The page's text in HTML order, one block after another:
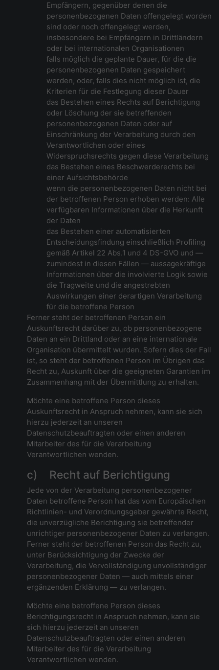
Empfängern, gegenüber denen die
personenbezogenen Daten offengelegt worden
sind oder noch offengelegt werden,
insbesondere bei Empfängern in Drittländern
oder bei internationalen Organisationen
falls möglich die geplante Dauer, für die die
personenbezogenen Daten gespeichert
werden, oder, falls dies nicht möglich ist, die
Kriterien für die Festlegung dieser Dauer
das Bestehen eines Rechts auf Berichtigung
oder Löschung der sie betreffenden
personenbezogenen Daten oder auf
Einschränkung der Verarbeitung durch den
Verantwortlichen oder eines
Widerspruchsrechts gegen diese Verarbeitung
das Bestehen eines Beschwerderechts bei
einer Aufsichtsbehörde
wenn die personenbezogenen Daten nicht bei
der betroffenen Person erhoben werden: Alle
verfügbaren Informationen über die Herkunft
der Daten
das Bestehen einer automatisierten
Entscheidungsfindung einschließlich Profiling
gemäß Artikel 22 Abs.1 und 4 DS-GVO und —
zumindest in diesen Fällen — aussagekräftige
Informationen über die involvierte Logik sowie
die Tragweite und die angestrebten
Auswirkungen einer derartigen Verarbeitung
für die betroffene Person
Ferner steht der betroffenen Person ein
Auskunftsrecht darüber zu, ob personenbezogene
Daten an ein Drittland oder an eine internationale
Organisation übermittelt wurden. Sofern dies der Fall
ist, so steht der betroffenen Person im Übrigen das
Recht zu, Auskunft über die geeigneten Garantien im
Zusammenhang mit der Übermittlung zu erhalten.
Möchte eine betroffene Person dieses
Auskunftsrecht in Anspruch nehmen, kann sie sich
hierzu jederzeit an unseren
Datenschutzbeauftragten oder einen anderen
Mitarbeiter des für die Verarbeitung
Verantwortlichen wenden.
c) Recht auf Berichtigung
Jede von der Verarbeitung personenbezogener
Daten betroffene Person hat das vom Europäischen
Richtlinien- und Verordnungsgeber gewährte Recht,
die unverzügliche Berichtigung sie betreffender
unrichtiger personenbezogener Daten zu verlangen.
Ferner steht der betroffenen Person das Recht zu,
unter Berücksichtigung der Zwecke der
Verarbeitung, die Vervollständigung unvollständiger
personenbezogener Daten — auch mittels einer
ergänzenden Erklärung — zu verlangen.
Möchte eine betroffene Person dieses
Berichtigungsrecht in Anspruch nehmen, kann sie
sich hierzu jederzeit an unseren
Datenschutzbeauftragten oder einen anderen
Mitarbeiter des für die Verarbeitung
Verantwortlichen wenden.